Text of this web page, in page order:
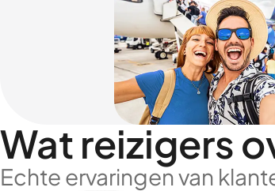
Wat reizigers
Echte ervaringen van